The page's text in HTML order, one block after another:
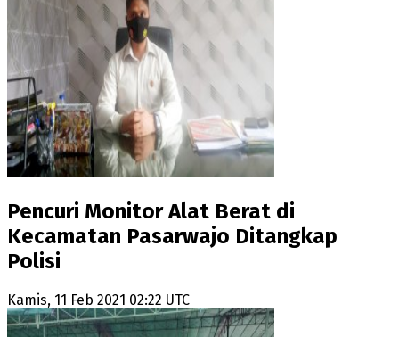
Pencuri Monitor Alat Berat di
Kecamatan Pasarwajo Ditangkap
Polisi
Kamis, 11 Feb 2021 02:22 UTC